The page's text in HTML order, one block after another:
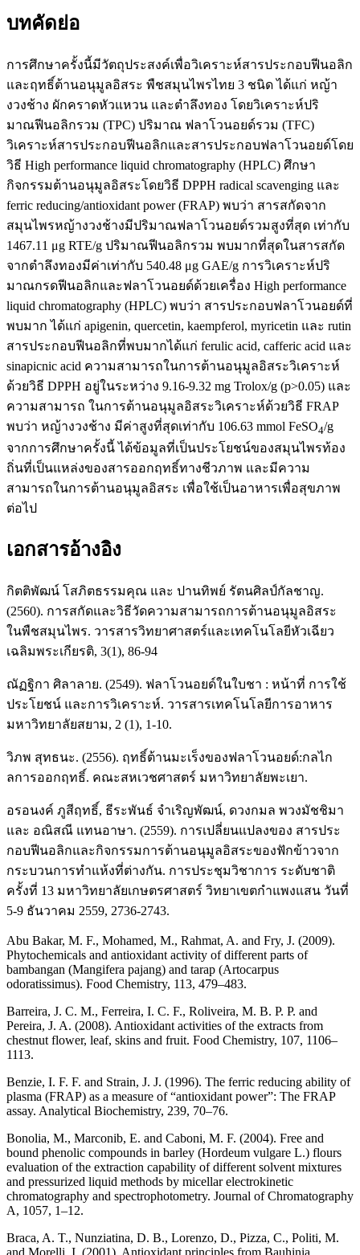
บทคัดย่อ
การศึกษาครั้งนี้มีวัตถุประสงค์เพื่อวิเคราะห์สารประกอบฟีนอลิก
และฤทธิ์ต้านอนุมูลอิสระ พืชสมุนไพรไทย 3 ชนิด ได้แก่ หญ้า
งวงช้าง ผักคราดหัวแหวน และตำลึงทอง โดยวิเคราะห์ปริ
มาณฟีนอลิกรวม (TPC) ปริมาณ ฟลาโวนอยด์รวม (TFC)
วิเคราะห์สารประกอบฟีนอลิกและสารประกอบฟลาโวนอยด์โดย
วิธี High performance liquid chromatography (HPLC) ศึกษา
กิจกรรมต้านอนุมูลอิสระโดยวิธี DPPH radical scavenging และ
ferric reducing/antioxidant power (FRAP) พบว่า สารสกัดจาก
สมุนไพรหญ้างวงช้างมีปริมาณฟลาโวนอยด์รวมสูงที่สุด เท่ากับ
1467.11 μg RTE/g ปริมาณฟีนอลิกรวม พบมากที่สุดในสารสกัด
จากตำลึงทองมีค่าเท่ากับ 540.48 μg GAE/g การวิเคราะห์ปริ
มาณกรดฟีนอลิกและฟลาโวนอยด์ด้วยเครื่อง High performance
liquid chromatography (HPLC) พบว่า สารประกอบฟลาโวนอยด์ที่
พบมาก ได้แก่ apigenin, quercetin, kaempferol, myricetin และ rutin
สารประกอบฟีนอลิกที่พบมากได้แก่ ferulic acid, cafferic acid และ
sinapicnic acid ความสามารถในการต้านอนุมูลอิสระวิเคราะห์
ด้วยวิธี DPPH อยู่ในระหว่าง 9.16-9.32 mg Trolox/g (p>0.05) และ
ความสามารถ ในการต้านอนุมูลอิสระวิเคราะห์ด้วยวิธี FRAP
พบว่า หญ้างวงช้าง มีค่าสูงที่สุดเท่ากับ 106.63 mmol FeSO4/g
จากการศึกษาครั้งนี้ ได้ข้อมูลที่เป็นประโยชน์ของสมุนไพรท้อง
ถิ่นที่เป็นแหล่งของสารออกฤทธิ์ทางชีวภาพ และมีความ
สามารถในการต้านอนุมูลอิสระ เพื่อใช้เป็นอาหารเพื่อสุขภาพ
ต่อไป
เอกสารอ้างอิง
กิตติพัฒน์ โสภิตธรรมคุณ และ ปานทิพย์ รัตนศิลป์กัลชาญ.
(2560). การสกัดและวิธีวัดความสามารถการต้านอนุมูลอิสระ
ในพืชสมุนไพร. วารสารวิทยาศาสตร์และเทคโนโลยีหัวเฉียว
เฉลิมพระเกียรติ, 3(1), 86-94
ณัฏฐิกา ศิลาลาย. (2549). ฟลาโวนอยด์ในใบชา : หน้าที่ การใช้
ประโยชน์ และการวิเคราะห์. วารสารเทคโนโลยีการอาหาร
มหาวิทยาลัยสยาม, 2 (1), 1-10.
วิภพ สุทธนะ. (2556). ฤทธิ์ต้านมะเร็งของฟลาโวนอยด์:กลไก
ลการออกฤทธิ์. คณะสหเวชศาสตร์ มหาวิทยาลัยพะเยา.
อรอนงค์ ภูสีฤทธิ์, ธีระพันธ์ จำเริญพัฒน์, ดวงกมล พวงมัชชิมา
และ อณิสณี แทนอาษา. (2559). การเปลี่ยนแปลงของ สารประ
กอบฟีนอลิกและกิจกรรมการต้านอนุมูลอิสระของฟักข้าวจาก
กระบวนการทำแห้งที่ต่างกัน. การประชุมวิชาการ ระดับชาติ
ครั้งที่ 13 มหาวิทยาลัยเกษตรศาสตร์ วิทยาเขตกำแพงแสน วันที่
5-9 ธันวาคม 2559, 2736-2743.
Abu Bakar, M. F., Mohamed, M., Rahmat, A. and Fry, J. (2009).
Phytochemicals and antioxidant activity of different parts of
bambangan (Mangifera pajang) and tarap (Artocarpus
odoratissimus). Food Chemistry, 113, 479–483.
Barreira, J. C. M., Ferreira, I. C. F., Roliveira, M. B. P. P. and
Pereira, J. A. (2008). Antioxidant activities of the extracts from
chestnut flower, leaf, skins and fruit. Food Chemistry, 107, 1106–
1113.
Benzie, I. F. F. and Strain, J. J. (1996). The ferric reducing ability of
plasma (FRAP) as a measure of “antioxidant power”: The FRAP
assay. Analytical Biochemistry, 239, 70–76.
Bonolia, M., Marconib, E. and Caboni, M. F. (2004). Free and
bound phenolic compounds in barley (Hordeum vulgare L.) flours
evaluation of the extraction capability of different solvent mixtures
and pressurized liquid methods by micellar electrokinetic
chromatography and spectrophotometry. Journal of Chromatography
A, 1057, 1–12.
Braca, A. T., Nunziatina, D. B., Lorenzo, D., Pizza, C., Politi, M.